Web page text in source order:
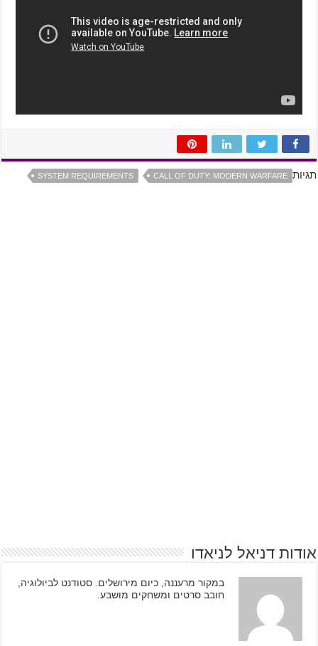
תגיות CALL OF DUTY: MODERN WARFARE
SYSTEM REQUIREMENTS
אודות דניאל לניאדו
במקור מרעננה, כיום מירושלים. סטודנט לביולוגיה,
חובב סרטים ומשחקים מושבע.